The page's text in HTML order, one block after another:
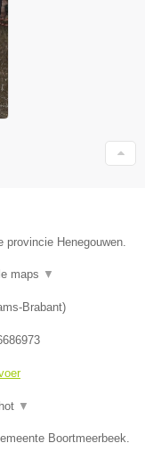
Henegouwen.
maps ▼
Brabant)
▼
Boortmeerbeek.